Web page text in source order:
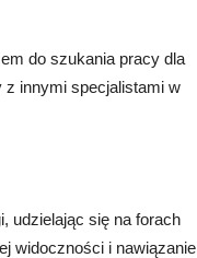
do szukania pracy dla
z innymi specjalistami w
udzielając się na forach
widoczności i nawiązanie